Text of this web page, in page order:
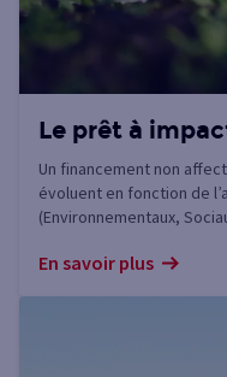
Le prêt à
Un financement non
évoluent en fonction de
(Environnementaux,
En savoir plus